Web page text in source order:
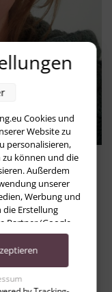
und
Maria Zebisch
sondern
Horoskops.
Analyse
Cookies und
Website zu
personalisieren,
können und die
Außerdem
unserer
Werbung und
die Erstellung
Partner (Google
die Sie ihnen
Nutzung der
anderer